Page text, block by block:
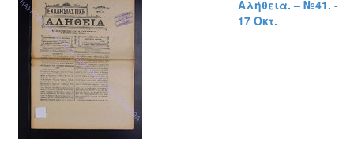
Αλήθεια. – №41. -
17 Οκτ.